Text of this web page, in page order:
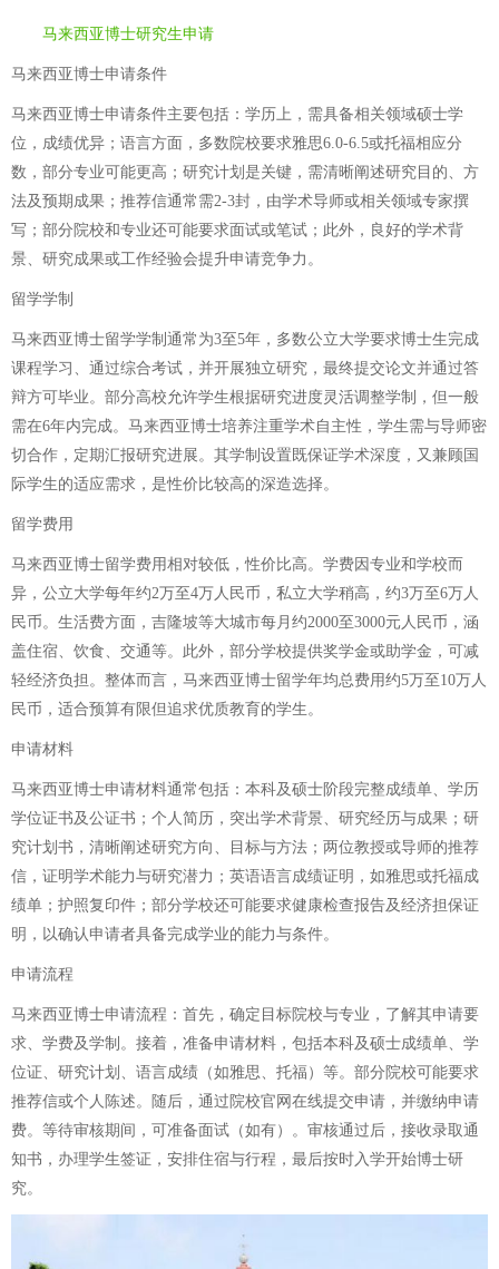
马来西亚博士研究生申请
马来西亚博士申请条件
马来西亚博士申请条件主要包括：学历上，需具备相关领域硕士学
位，成绩优异；语言方面，多数院校要求雅思6.0-6.5或托福相应分
数，部分专业可能更高；研究计划是关键，需清晰阐述研究目的、方
法及预期成果；推荐信通常需2-3封，由学术导师或相关领域专家撰
写；部分院校和专业还可能要求面试或笔试；此外，良好的学术背
景、研究成果或工作经验会提升申请竞争力。
留学学制
马来西亚博士留学学制通常为3至5年，多数公立大学要求博士生完成
课程学习、通过综合考试，并开展独立研究，最终提交论文并通过答
辩方可毕业。部分高校允许学生根据研究进度灵活调整学制，但一般
需在6年内完成。马来西亚博士培养注重学术自主性，学生需与导师密
切合作，定期汇报研究进展。其学制设置既保证学术深度，又兼顾国
际学生的适应需求，是性价比较高的深造选择。
留学费用
马来西亚博士留学费用相对较低，性价比高。学费因专业和学校而
异，公立大学每年约2万至4万人民币，私立大学稍高，约3万至6万人
民币。生活费方面，吉隆坡等大城市每月约2000至3000元人民币，涵
盖住宿、饮食、交通等。此外，部分学校提供奖学金或助学金，可减
轻经济负担。整体而言，马来西亚博士留学年均总费用约5万至10万人
民币，适合预算有限但追求优质教育的学生。
申请材料
马来西亚博士申请材料通常包括：本科及硕士阶段完整成绩单、学历
学位证书及公证书；个人简历，突出学术背景、研究经历与成果；研
究计划书，清晰阐述研究方向、目标与方法；两位教授或导师的推荐
信，证明学术能力与研究潜力；英语语言成绩证明，如雅思或托福成
绩单；护照复印件；部分学校还可能要求健康检查报告及经济担保证
明，以确认申请者具备完成学业的能力与条件。
申请流程
马来西亚博士申请流程：首先，确定目标院校与专业，了解其申请要
求、学费及学制。接着，准备申请材料，包括本科及硕士成绩单、学
位证、研究计划、语言成绩（如雅思、托福）等。部分院校可能要求
推荐信或个人陈述。随后，通过院校官网在线提交申请，并缴纳申请
费。等待审核期间，可准备面试（如有）。审核通过后，接收录取通
知书，办理学生签证，安排住宿与行程，最后按时入学开始博士研
究。